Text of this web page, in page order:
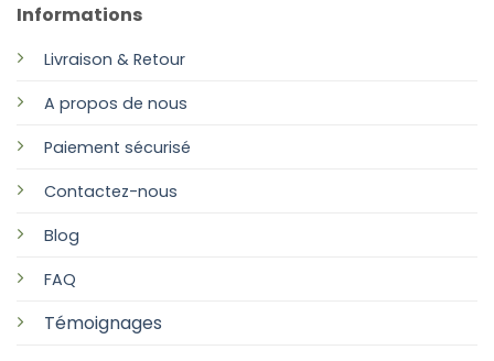
Informations
Livraison & Retour
A propos de nous
Paiement sécurisé
Contactez-nous
Blog
FAQ
Témoignages